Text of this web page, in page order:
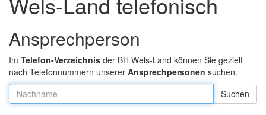
Ansprechperson
Im Telefon-Verzeichnis der BH Wels-Land können Sie gezielt
nach Telefonnummern unserer Ansprechpersonen suchen.
Nachname: